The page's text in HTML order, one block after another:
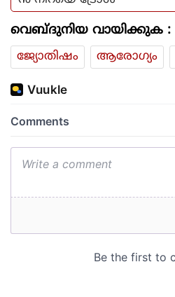
വെബ്ദുനിയ വായിക്കുക :
ജ്യോതിഷം
ആരോഗ്യം